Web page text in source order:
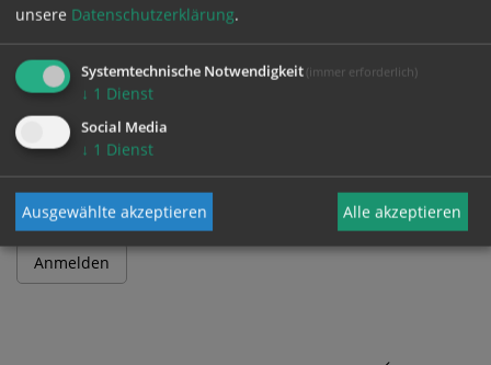
Benutzername
Passwort
unsere Datenschutzerklärung.
Systemtechnische Notwendigkeit (immer erforderlich)
↓ 1 Dienst
Social Media
↓ 1 Dienst
Ausgewählte akzeptieren Alle akzeptieren